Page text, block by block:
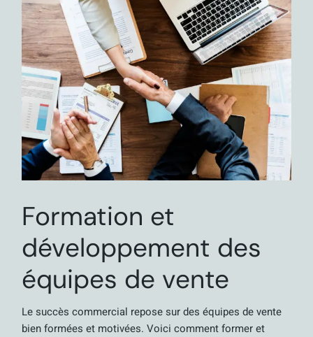
Formation et
développement des
équipes de vente
Le succès commercial repose sur des équipes de vente
bien formées et motivées. Voici comment former et